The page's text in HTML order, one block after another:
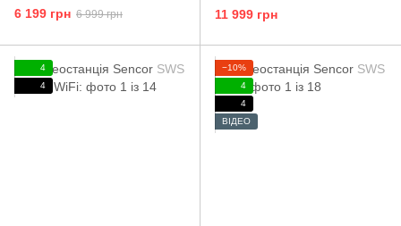
6 199 грн 6 999 грн 11 999 грн
4
4
−10%
4
4
ВІДЕО